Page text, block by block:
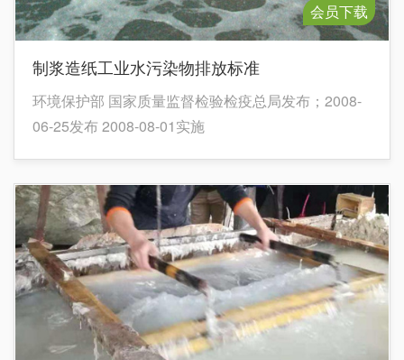
会员下载
制浆造纸工业水污染物排放标准
环境保护部 国家质量监督检验检疫总局发布；2008-
06-25发布 2008-08-01实施